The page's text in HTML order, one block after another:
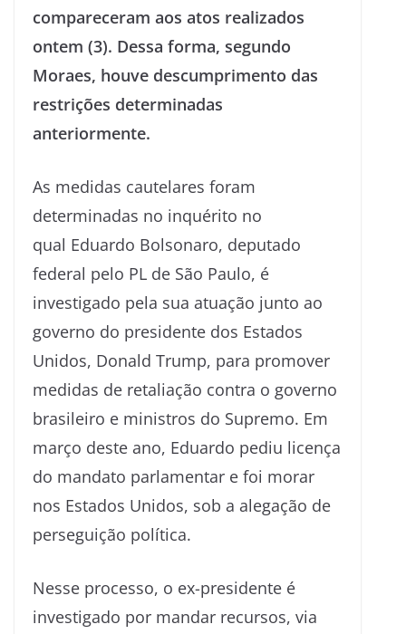
compareceram aos atos realizados
ontem (3). Dessa forma, segundo
Moraes, houve descumprimento das
restrições determinadas
anteriormente.
As medidas cautelares foram
determinadas no inquérito no
qual Eduardo Bolsonaro, deputado
federal pelo PL de São Paulo, é
investigado pela sua atuação junto ao
governo do presidente dos Estados
Unidos, Donald Trump, para promover
medidas de retaliação contra o governo
brasileiro e ministros do Supremo. Em
março deste ano, Eduardo pediu licença
do mandato parlamentar e foi morar
nos Estados Unidos, sob a alegação de
perseguição política.
Nesse processo, o ex-presidente é
investigado por mandar recursos, via